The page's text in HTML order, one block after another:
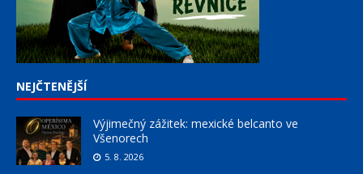
NEJČTENĚJŠÍ
Výjimečný zážitek: mexické belcanto ve
Všenorech
5. 8. 2026